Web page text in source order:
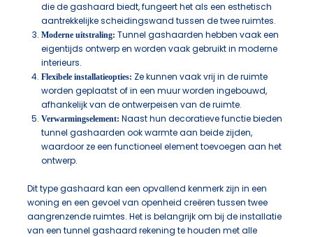
die de gashaard biedt, fungeert het als een esthetisch
aantrekkelijke scheidingswand tussen de twee ruimtes.
Moderne uitstraling: Tunnel gashaarden hebben vaak een
eigentijds ontwerp en worden vaak gebruikt in moderne
interieurs.
Flexibele installatieopties: Ze kunnen vaak vrij in de ruimte
worden geplaatst of in een muur worden ingebouwd,
afhankelijk van de ontwerpeisen van de ruimte.
Verwarmingselement: Naast hun decoratieve functie bieden
tunnel gashaarden ook warmte aan beide zijden,
waardoor ze een functioneel element toevoegen aan het
ontwerp.
Dit type gashaard kan een opvallend kenmerk zijn in een
woning en een gevoel van openheid creëren tussen twee
aangrenzende ruimtes. Het is belangrijk om bij de installatie
van een tunnel gashaard rekening te houden met alle